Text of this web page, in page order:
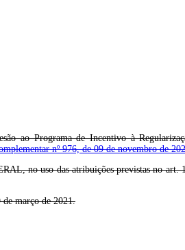
ao Programa de Incentivo à
nº 976, de 09 de novembro de
no uso das atribuições previstas no art.
de março de 2021.